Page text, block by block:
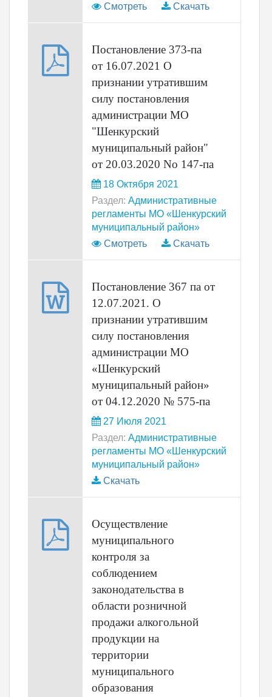
Смотреть Скачать
Постановление 373-па
от 16.07.2021 О
признании утратившим
силу постановления
администрации МО
"Шенкурский
муниципальный район"
от 20.03.2020 No 147-па
18 Октября 2021
Раздел: Административные
регламенты МО «Шенкурский
муниципальный район»
Смотреть
Скачать
Постановление 367 па от
12.07.2021. О
признании утратившим
силу постановления
администрации МО
«Шенкурский
муниципальный район»
от 04.12.2020 № 575-па
27 Июля 2021
Раздел: Административные
регламенты МО «Шенкурский
муниципальный район»
Скачать
Осуществление
муниципального
контроля за
соблюдением
законодательства в
области розничной
продажи алкогольной
продукции на
территории
муниципального
образования